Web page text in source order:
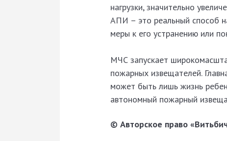
нагрузки, значительно
АПИ – это реальный способ
меры к его устранению или
МЧС запускает
пожарных извещателей.
может быть лишь жизнь
автономный пожарный
© Авторское право